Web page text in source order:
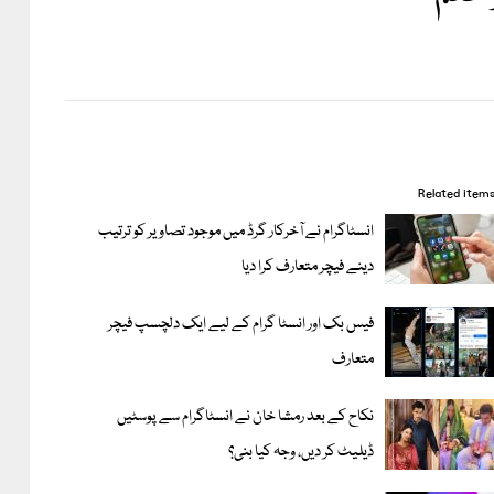
Related items
انسٹاگرام نے آخرکار گرڈ میں موجود تصاویر کو ترتیب
دینے فیچر متعارف کرا دیا
فیس بک اور انسٹا گرام کے لیے ایک دلچسپ فیچر
متعارف
نکاح کے بعد رمشا خان نے انسٹاگرام سے پوسٹیں
ڈیلیٹ کر دیں، وجہ کیا بنی؟